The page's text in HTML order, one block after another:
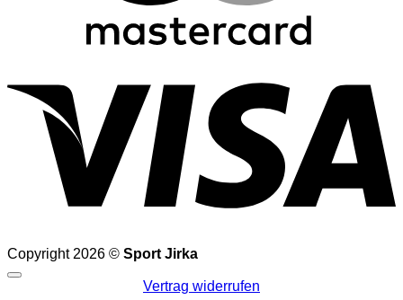
Copyright 2026 © Sport Jirka
Vertrag widerrufen